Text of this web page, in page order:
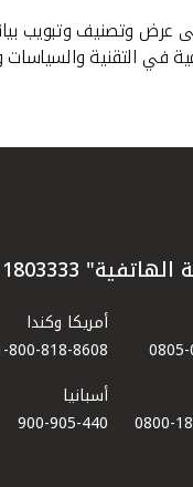
عرض وتصنيف وتبويب
في التقنية والسياسات
أمريكا وكندا
800-818-8608
0800-
أسبانيا
900-905-440